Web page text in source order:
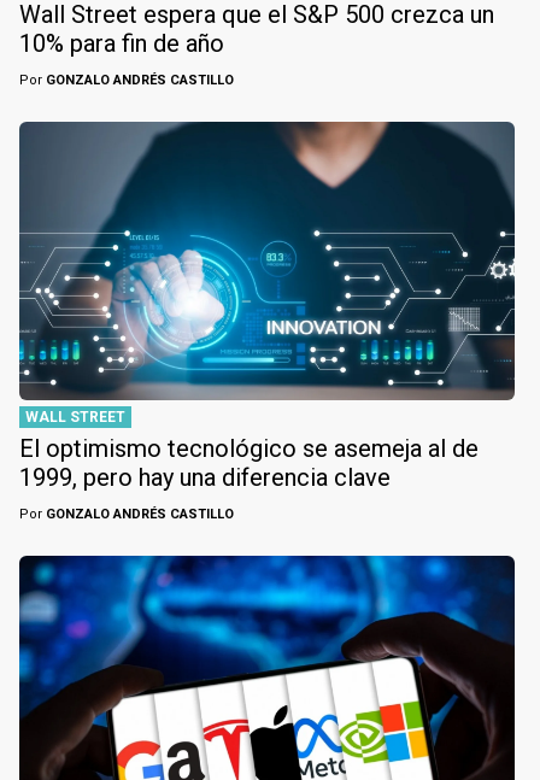
Wall Street espera que el S&P 500 crezca un
10% para fin de año
Por GONZALO ANDRÉS CASTILLO
WALL STREET
El optimismo tecnológico se asemeja al de
1999, pero hay una diferencia clave
Por GONZALO ANDRÉS CASTILLO